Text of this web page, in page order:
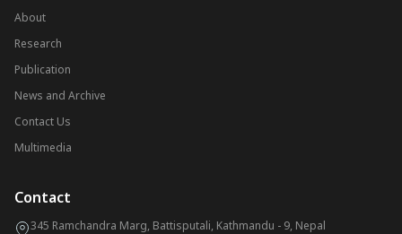
About
Research
Publication
News and Archive
Contact Us
Multimedia
Contact
345 Ramchandra Marg, Battisputali, Kathmandu - 9, Nepal